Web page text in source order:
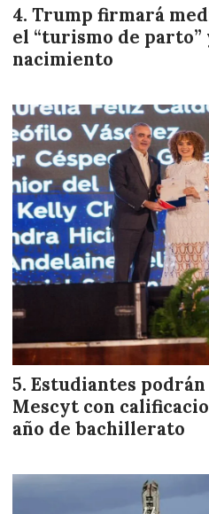
Trump firmará
el “turismo de
nacimiento
Estudiantes
Mescyt con
año de bachillerato